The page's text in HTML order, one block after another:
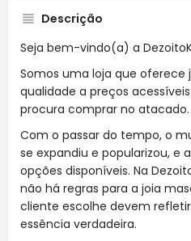
Descrição
Seja bem-vindo(a) a
Somos uma loja que oferece
qualidade a preços
procura comprar no atacado.
Com o passar do tempo, o
se expandiu e popularizou, e
opções disponíveis. Na
não há regras para a joia
cliente escolhe devem
essência verdadeira.